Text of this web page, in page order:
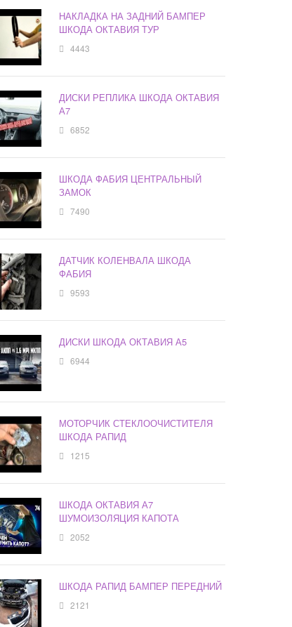
НАКЛАДКА НА ЗАДНИЙ БАМПЕР
ШКОДА ОКТАВИЯ ТУР
4443
ДИСКИ РЕПЛИКА ШКОДА ОКТАВИЯ
А7
6852
ШКОДА ФАБИЯ ЦЕНТРАЛЬНЫЙ
ЗАМОК
7490
ДАТЧИК КОЛЕНВАЛА ШКОДА
ФАБИЯ
9593
ДИСКИ ШКОДА ОКТАВИЯ А5
6944
МОТОРЧИК СТЕКЛООЧИСТИТЕЛЯ
ШКОДА РАПИД
1215
ШКОДА ОКТАВИЯ А7
ШУМОИЗОЛЯЦИЯ КАПОТА
2052
ШКОДА РАПИД БАМПЕР ПЕРЕДНИЙ
2121